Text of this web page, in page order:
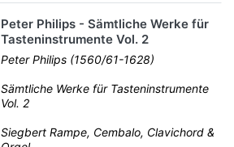
Peter Philips - Sämtliche Werke für
Tasteninstrumente Vol. 2
Peter Philips (1560/61-1628)
Sämtliche Werke für Tasteninstrumente
Vol. 2
Siegbert Rampe, Cembalo, Clavichord &